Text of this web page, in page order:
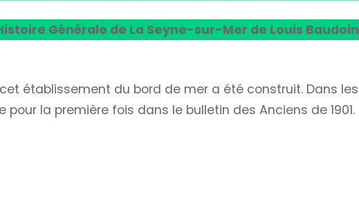
Générale de La Seyne-sur-Mer de Louis Baudoin
établissement du bord de mer a été construit. Dans les
pour la première fois dans le bulletin des Anciens de 1901.